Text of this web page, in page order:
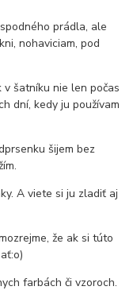
prádla, ale
nohaviciam, pod
šatníku nie len počas
dní, kedy ju používam
šijem bez
A viete si ju zladiť aj
že ak si túto
farbách či vzoroch.